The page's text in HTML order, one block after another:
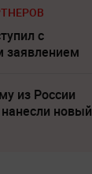
с
из России
новый